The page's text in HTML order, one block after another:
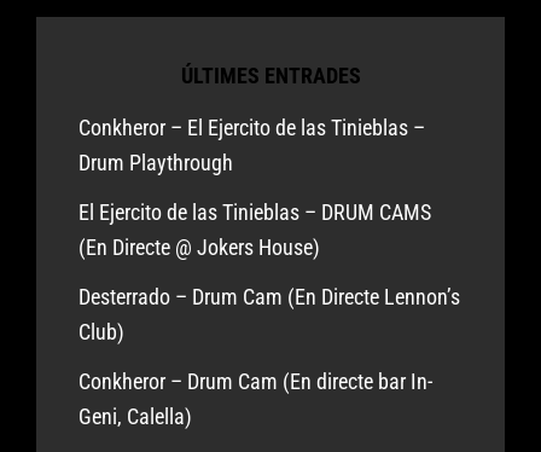
ÚLTIMES ENTRADES
Conkheror – El Ejercito de las Tinieblas –
Drum Playthrough
El Ejercito de las Tinieblas – DRUM CAMS
(En Directe @ Jokers House)
Desterrado – Drum Cam (En Directe Lennon’s
Club)
Conkheror – Drum Cam (En directe bar In-
Geni, Calella)